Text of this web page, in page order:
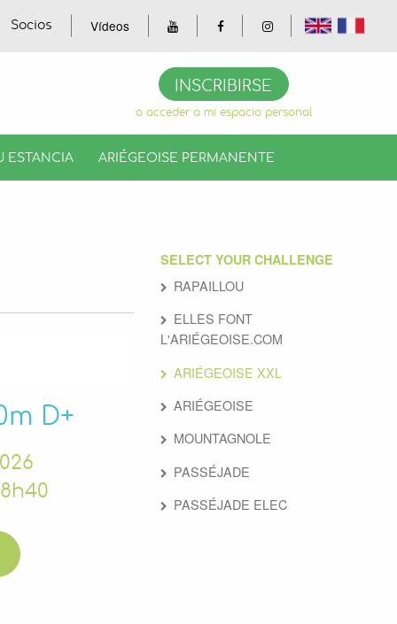
Socios Vídeos
INSCRIBIRSE
o acceder a mi espacio personal
ESTANCIA ARIÉGEOISE PERMANENTE
SELECT YOUR CHALLENGE
RAPAILLOU
ELLES FONT
L'ARIÉGEOISE.COM
ARIÉGEOISE XXL
ARIÉGEOISE
MOUNTAGNOLE
PASSÉJADE
PASSÉJADE ELEC
D+